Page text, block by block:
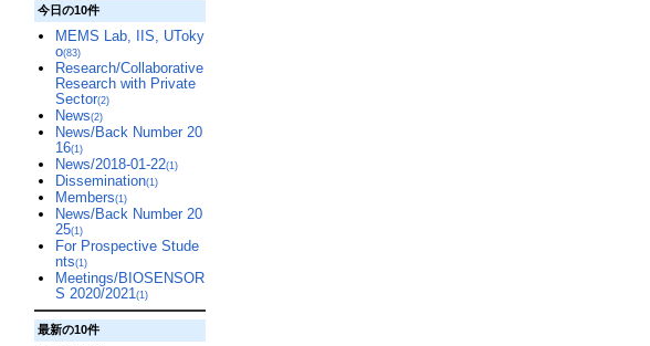
今日の10件
MEMS Lab, IIS, UToky
o(83)
Research/Collaborative
Research with Private
Sector(2)
News(2)
News/Back Number 20
16(1)
News/2018-01-22(1)
Dissemination(1)
Members(1)
News/Back Number 20
25(1)
For Prospective Stude
nts(1)
Meetings/BIOSENSOR
S 2020/2021(1)
最新の10件